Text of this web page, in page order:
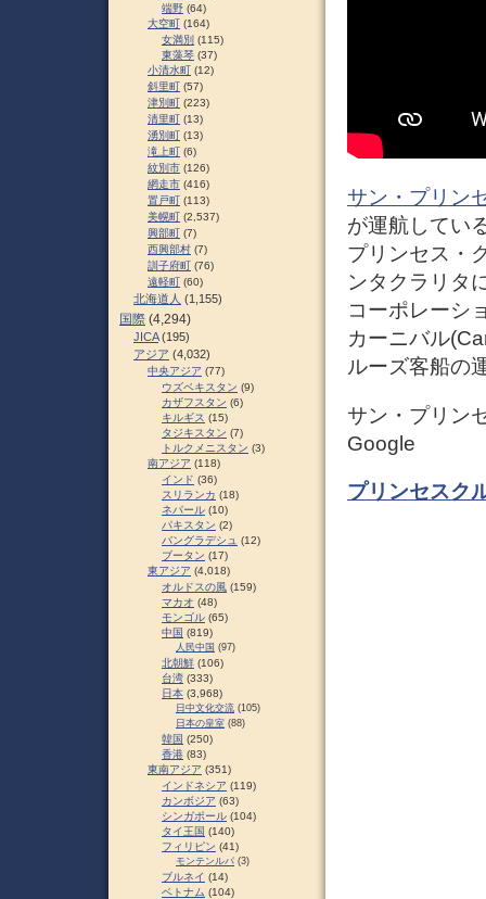
サン・プリン
が運航してい
プリンセス・
ンタクラリタ
コーポレーシ
カーニバル
ルーズ客船の
サン・プリン
Google
プリンセスク
端野 (64)
大空町 (164)
女満別 (115)
東藻琴 (37)
小清水町 (12)
斜里町 (57)
津別町 (223)
清里町 (13)
湧別町 (13)
滝上町 (6)
紋別市 (126)
網走市 (416)
置戸町 (113)
美幌町 (2,537)
興部町 (7)
西興部村 (7)
訓子府町 (76)
遠軽町 (60)
北海道人 (1,155)
国際 (4,294)
JICA(195)
アジア (4,032)
中央アジア (77)
ウズベキスタン (9)
カザフスタン (6)
キルギス (15)
タジキスタン (7)
トルクメニスタン (3)
南アジア (118)
インド (36)
スリランカ (18)
ネパール (10)
パキスタン (2)
バングラデシュ (12)
ブータン (17)
東アジア (4,018)
オルドスの風 (159)
マカオ (48)
モンゴル (65)
中国 (819)
人民中国 (97)
北朝鮮 (106)
台湾 (333)
日本 (3,968)
日中文化交流 (105)
日本の皇室 (88)
韓国 (250)
香港 (83)
東南アジア (351)
インドネシア (119)
カンボジア (63)
シンガポール (104)
タイ王国 (140)
フィリピン (41)
モンテンルパ (3)
ブルネイ (14)
ベトナム (104)